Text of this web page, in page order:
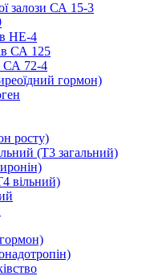
залози СА 15-3
НЕ-4
СА 125
СА 72-4
гормон)
росту)
(Т3 загальний)
вільний)